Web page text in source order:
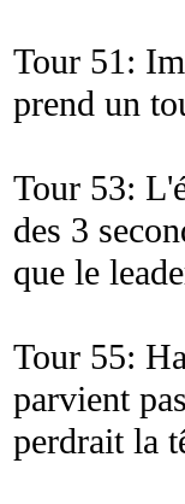
Tour 51:
prend un
Tour 53:
des 3
que le
Tour 55:
parvient
perdrait la